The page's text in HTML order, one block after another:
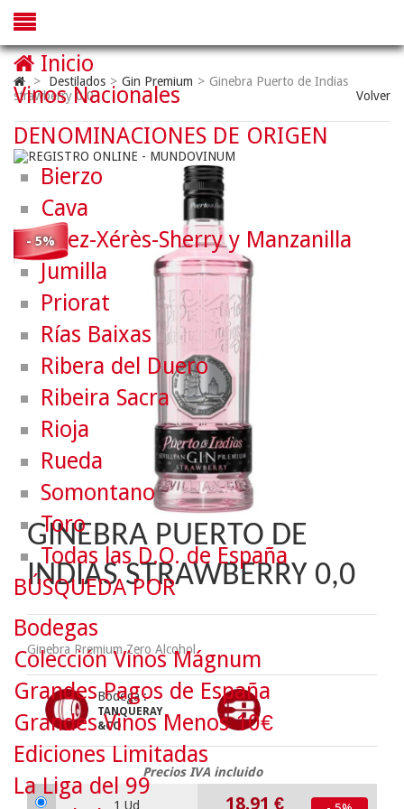
> Destilados > Gin Premium > Ginebra Puerto de Indias
strawberry 0,0
Volver
- 5%
GINEBRA PUERTO DE
INDIAS STRAWBERRY 0,0
Ginebra Premium Zero Alcohol.
Bodega :
TANQUERAY
&CO
Precios IVA incluido
1 Ud 18.91 €
Inicio
Vinos Nacionales
DENOMINACIONES DE ORIGEN
Bierzo
Cava
Jerez-Xérès-Sherry y Manzanilla
Jumilla
Priorat
Rías Baixas
Ribera del Duero
Ribeira Sacra
Rioja
Rueda
Somontano
Toro
Todas las D.O. de España
BÚSQUEDA POR
Bodegas
Colección Vinos Mágnum
Grandes Pagos de España
Grandes Vinos Menos 10€
Ediciones Limitadas
La Liga del 99